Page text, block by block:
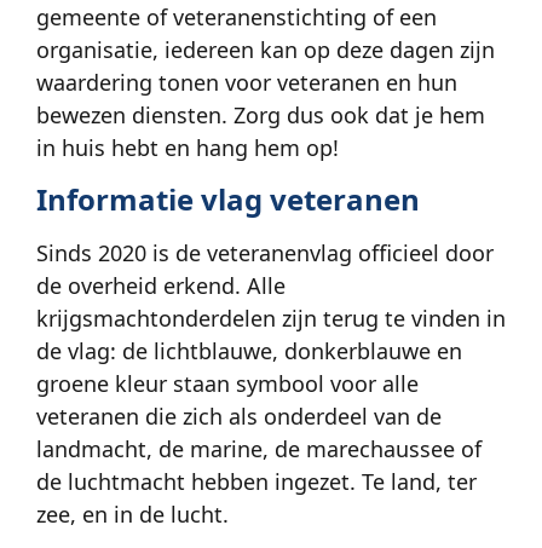
gemeente of veteranenstichting of een
organisatie, iedereen kan op deze dagen zijn
waardering tonen voor veteranen en hun
bewezen diensten. Zorg dus ook dat je hem
in huis hebt en hang hem op!
Informatie vlag veteranen
Sinds 2020 is de veteranenvlag officieel door
de overheid erkend. Alle
krijgsmachtonderdelen zijn terug te vinden in
de vlag: de lichtblauwe, donkerblauwe en
groene kleur staan symbool voor alle
veteranen die zich als onderdeel van de
landmacht, de marine, de marechaussee of
de luchtmacht hebben ingezet. Te land, ter
zee, en in de lucht.